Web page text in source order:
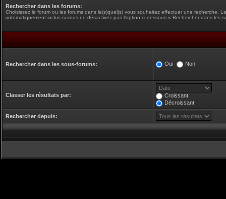
Rechercher dans les forums:
Choisissez le forum ou les forums dans le(s)quel(s) vous souhaitez effectuer une recherche.
automatiquement inclus si vous ne désactivez pas l’option ci-dessous « Rechercher dans les
Rechercher dans les sous-forums: Oui Non
Classer les résultats par:
Croissant
Décroissant
Rechercher depuis: